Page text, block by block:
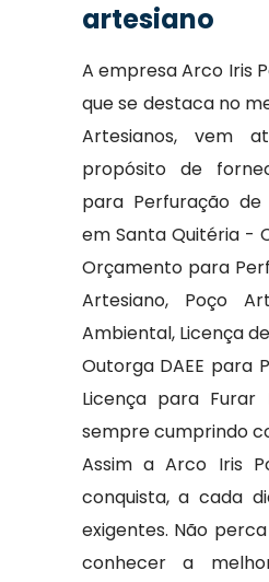
artesiano
A empresa Arco Iris
que se destaca no
Artesianos, vem
propósito de
para Perfuração de
em Santa Quitéria -
Orçamento para
Artesiano, Poço
Ambiental, Licença
Outorga DAEE para
Licença para Furar
sempre cumprindo
Assim a Arco Iris
conquista, a cada
exigentes. Não
conhecer a